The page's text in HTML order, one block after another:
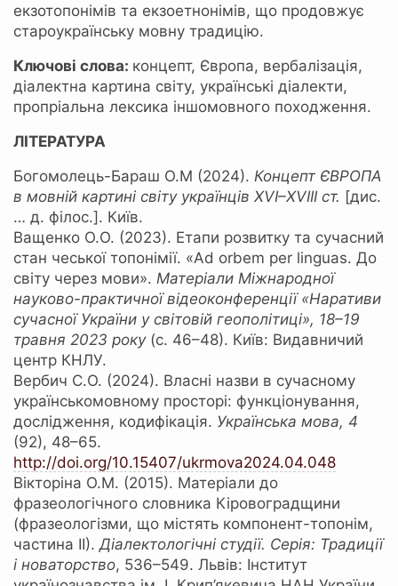
екзотопонімів та екзоетнонімів, що продовжує
староукраїнську мовну традицію.
Ключові слова: концепт, Європа, вербалізація,
діалектна картина світу, українські діалекти,
пропріальна лексика іншомовного походження.
ЛІТЕРАТУРА
Богомолець-Бараш О.М (2024). Концепт ЄВРОПА
в мовній картині світу українців XVI–XVIII ст. [дис.
… д. філос.]. Київ.
Ващенко О.О. (2023). Етапи розвитку та сучасний
стан чеської топонімії. «Ad orbem per linguas. До
світу через мови». Матеріали Міжнародної
науково-практичної відеоконференції «Наративи
сучасної України у світовій геополітиці», 18–19
травня 2023 року(с. 46–48). Київ: Видавничий
центр КНЛУ.
Вербич С.О. (2024). Власні назви в сучасному
українськомовному просторі: функціонування,
дослідження, кодифікація. Українська мова, 4
(92), 48–65.
http://doi.org/10.15407/ukrmova2024.04.048
Вікторіна О.М. (2015). Матеріали до
фразеологічного словника Кіровоградщини
(фразеологізми, що містять компонент-топонім,
частина ІІ).Діалектологічні студії. Серія: Традиції
і новаторство, 536–549. Львів: Інститут